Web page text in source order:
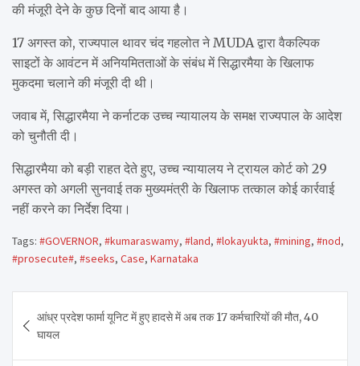
की मंजूरी देने के कुछ दिनों बाद आया है।
17 अगस्त को, राज्यपाल थावर चंद गहलोत ने MUDA द्वारा वैकल्पिक
साइटों के आवंटन में अनियमितताओं के संबंध में सिद्धारमैया के खिलाफ
मुकदमा चलाने की मंजूरी दी थी।
जवाब में, सिद्धारमैया ने कर्नाटक उच्च न्यायालय के समक्ष राज्यपाल के आदेश
को चुनौती दी।
सिद्धारमैया को बड़ी राहत देते हुए, उच्च न्यायालय ने ट्रायल कोर्ट को 29
अगस्त को अगली सुनवाई तक मुख्यमंत्री के खिलाफ तत्काल कोई कार्रवाई
नहीं करने का निर्देश दिया।
Tags: #GOVERNOR, #kumaraswamy, #land, #lokayukta, #mining, #nod,
#prosecute#, #seeks, Case, Karnataka
navigation
आंध्र प्रदेश फार्मा यूनिट में हुए हादसे में अब तक 17 कर्मचारियों की मौत, 40
घायल